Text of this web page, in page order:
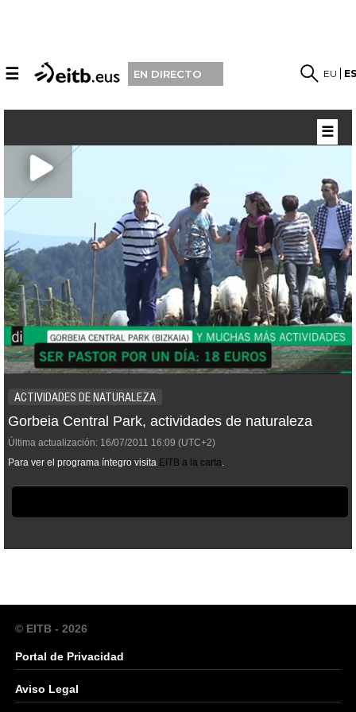
☰ EN DIRECTO EU
ACTIVIDADES DE NATURALEZA
Gorbeia Central Park, actividades de naturaleza
Última actualización: 16/07/2011 16:09 (UTC+2)
Para ver el programa íntegro visita EITB a la carta.
☰
© EITB - 2026
Portal de Privacidad
Aviso Legal